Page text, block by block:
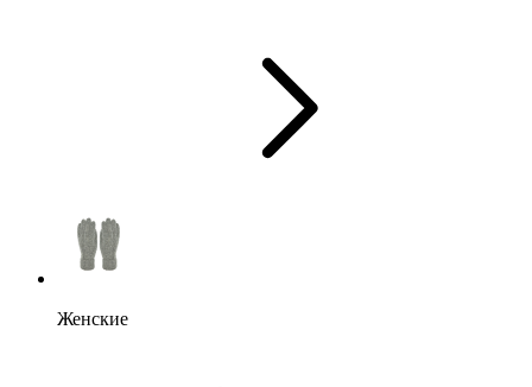
Женские